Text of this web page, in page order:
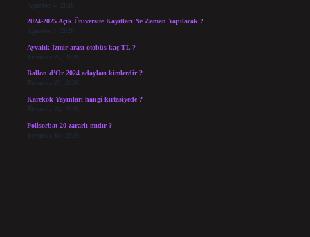
Ağustos 4, 2026
2024-2025 Açık Üniversite Kayıtları Ne Zaman Yapılacak ?
Ağustos 3, 2026
Ayvalık İzmir arası otobüs kaç TL ?
Temmuz 27, 2026
Ballon d’Or 2024 adayları kimlerdir ?
Temmuz 25, 2026
Karekök Yayınları hangi kırtasiyede ?
Temmuz 24, 2026
Polisorbat 20 zararlı mıdır ?
Temmuz 18, 2026